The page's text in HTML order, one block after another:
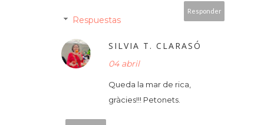
Responder
Respuestas
SILVIA T. CLARASÓ
04 abril
Queda la mar de rica,
gràcies!!! Petonets.